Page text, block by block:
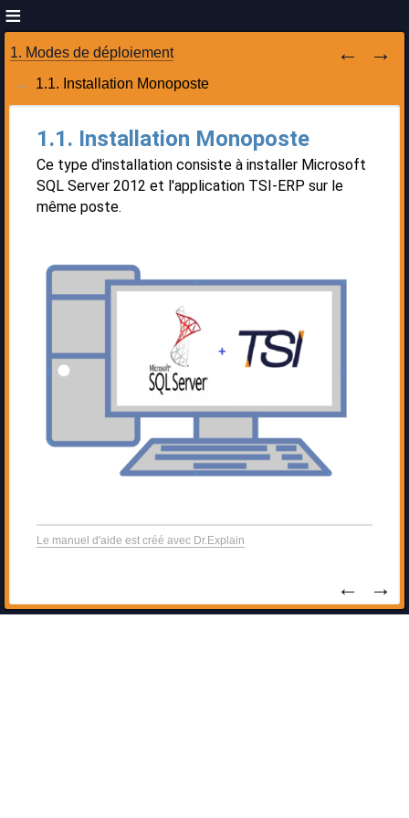
1. Modes de déploiement
1.1. Installation Monoposte
1.1. Installation Monoposte
Ce type d'installation consiste à installer Microsoft
SQL Server 2012 et l'application TSI-ERP sur le
même poste.
Le manuel d'aide est créé avec Dr.Explain